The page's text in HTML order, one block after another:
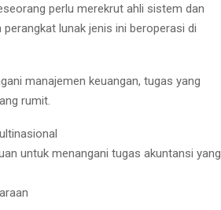
perlu merekrut ahli sistem dan
lunak jenis ini beroperasi di
manajemen keuangan, tugas yang
rumit.
untuk menangani tugas akuntansi yang